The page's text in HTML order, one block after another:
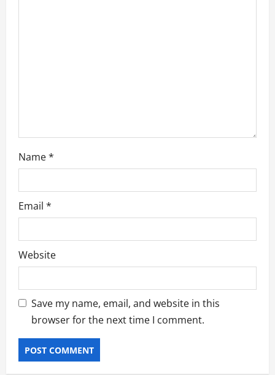
o
n
Name*
Email *
Website
Save my name, email, and website in this
browser for the next time I comment.